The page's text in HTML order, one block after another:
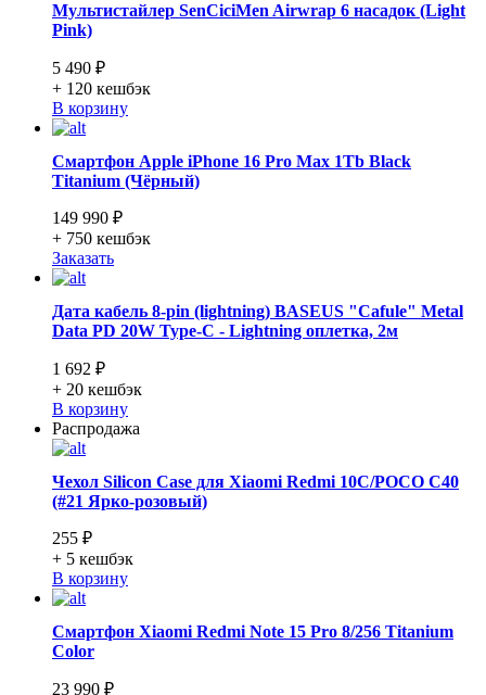
Мультистайлер SenCiciMen Airwrap 6 насадок (Light
Pink)
5 490 ₽
+ 120 кешбэк
В корзину
Смартфон Apple iPhone 16 Pro Max 1Tb Black
Titanium (Чёрный)
149 990 ₽
+ 750 кешбэк
Заказать
Дата кабель 8-pin (lightning) BASEUS "Cafule" Metal
Data PD 20W Type-C - Lightning оплетка, 2м
1 692 ₽
+ 20 кешбэк
В корзину
Распродажа
Чехол Silicon Case для Xiaomi Redmi 10C/POCO C40
(#21 Ярко-розовый)
255 ₽
+ 5 кешбэк
В корзину
Смартфон Xiaomi Redmi Note 15 Pro 8/256 Titanium
Color
23 990 ₽